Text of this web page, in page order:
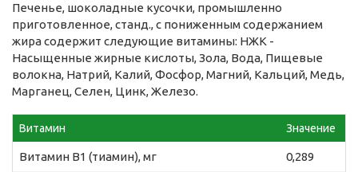
Печенье, шоколадные кусочки, промышленно
приготовленное, станд., с пониженным содержанием
жира содержит следующие витамины: НЖК -
Насыщенные жирные кислоты, Зола, Вода, Пищевые
волокна, Натрий, Калий, Фосфор, Магний, Кальций, Медь,
Марганец, Селен, Цинк, Железо.
Витамин Значение
Витамин B1 (тиамин), мг 0,289